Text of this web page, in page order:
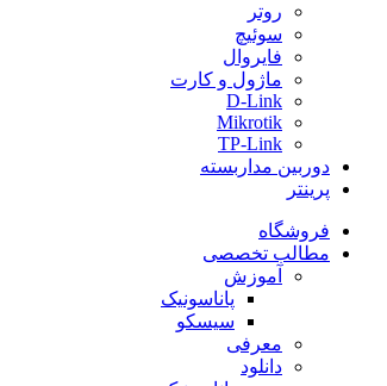
روتر
سوئیچ
فایروال
ماژول و کارت
D-Link
Mikrotik
TP-Link
دوربین مداربسته
پرینتر
فروشگاه
مطالب تخصصی
آموزش
پاناسونیک
سیسکو
معرفی
دانلود